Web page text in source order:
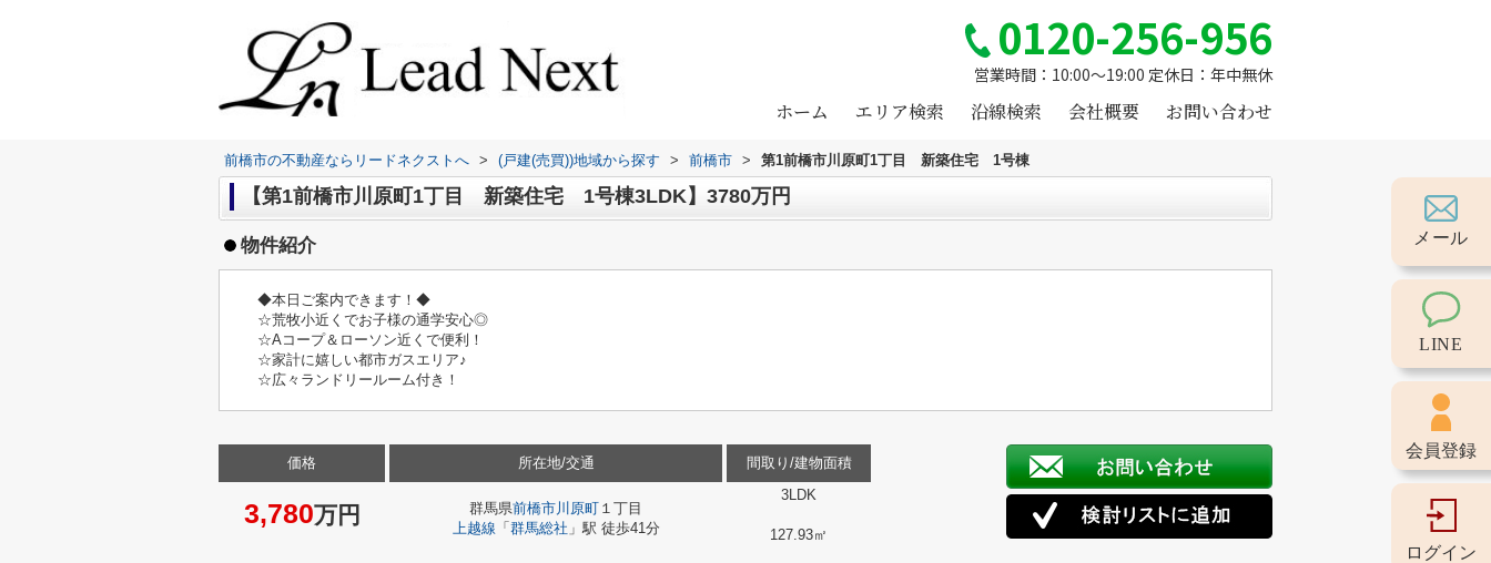
0120-256-956
営業時間：10:00～19:00 定休日：年中無休
ホーム エリア検索 沿線検索 会社概要 お問い合わせ
前橋市の不動産ならリードネクストへ > (戸建(売買))地域から探す > 前橋市 > 第1前橋市川原町1丁目 新築住宅 1号棟
【第1前橋市川原町1丁目 新築住宅 1号棟3LDK】3780万円
物件紹介
◆本日ご案内できます！◆
☆荒牧小近くでお子様の通学安心◎
☆Aコープ＆ローソン近くで便利！
☆家計に嬉しい都市ガスエリア♪
☆広々ランドリールーム付き！
価格
3,780万円
所在地/交通
群馬県前橋市川原町 １丁目
上越線 「 群馬総社 」駅 徒歩41分
間取り/建物面積
3LDK
127.93㎡
メール
LINE
会員登録
ログイン